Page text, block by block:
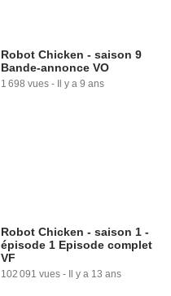
Robot Chicken - saison 9
Bande-annonce VO
1 698 vues - Il y a 9 ans
Robot Chicken - saison 1 -
épisode 1 Episode complet
VF
102 091 vues - Il y a 13 ans